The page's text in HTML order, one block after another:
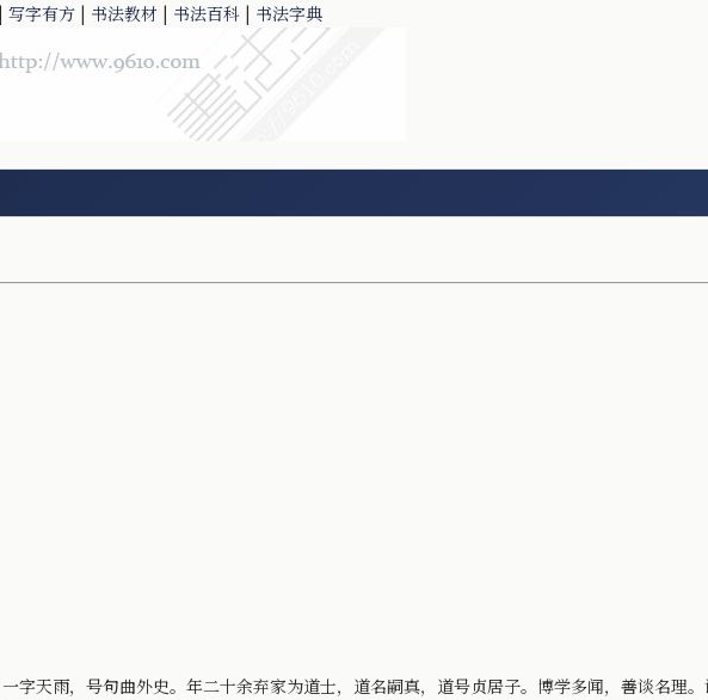
| 写字有方 | 书法教材 | 书法百科 | 书法字典
天雨，号句曲外史。年二十余弃家为道士，道名嗣真，道号贞居子。博学多闻，善谈名理。